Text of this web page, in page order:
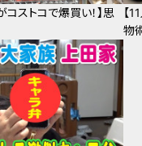
ストコで爆買い！】思
【
物